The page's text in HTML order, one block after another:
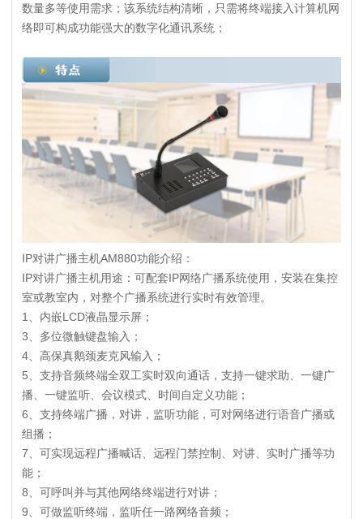
数量多等使用需求；该系统结构清晰，只需将终端接入计算机网
络即可构成功能强大的数字化通讯系统；
IP对讲广播主机AM880功能介绍：
IP对讲广播主机用途：可配套IP网络广播系统使用，安装在集控
室或教室内，对整个广播系统进行实时有效管理。
1、内嵌LCD液晶显示屏；
3、多位微触键盘输入；
4、高保真鹅颈麦克风输入；
5、支持音频终端全双工实时双向通话，支持一键求助、一键广
播、一键监听、会议模式、时间自定义功能；
6、支持终端广播，对讲，监听功能，可对网络进行语音广播或
组播；
7、可实现远程广播喊话、远程门禁控制、对讲、实时广播等功
能；
8、可呼叫并与其他网络终端进行对讲；
9、可做监听终端，监听任一路网络音频；